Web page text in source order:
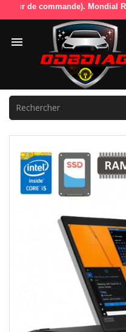
de commande). Mondial
